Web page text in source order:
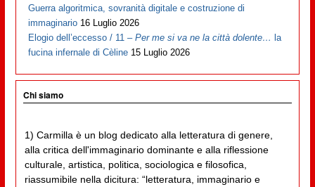
Guerra algoritmica, sovranità digitale e costruzione di
immaginario 16 Luglio 2026
Elogio dell’eccesso / 11 –Per me si va ne la città dolente… la
fucina infernale di Cèline 15 Luglio 2026
Chi siamo
1) Carmilla è un blog dedicato alla letteratura di genere,
alla critica dell'immaginario dominante e alla riflessione
culturale, artistica, politica, sociologica e filosofica,
riassumibile nella dicitura: “letteratura, immaginario e